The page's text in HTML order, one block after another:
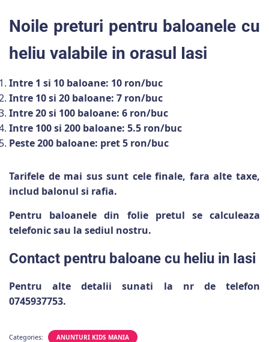
Noile preturi pentru baloanele cu
heliu valabile in orasul Iasi
Intre 1 si 10 baloane: 10 ron/buc
Intre 10 si 20 baloane: 7 ron/buc
Intre 20 si 100 baloane: 6 ron/buc
Intre 100 si 200 baloane: 5.5 ron/buc
Peste 200 baloane: pret 5 ron/buc
Tarifele de mai sus sunt cele finale, fara alte taxe,
includ balonul si rafia.
Pentru baloanele din folie pretul se calculeaza
telefonic sau la sediul nostru.
Contact pentru baloane cu heliu in Iasi
Pentru alte detalii sunati la nr de telefon
0745937753.
Categories: ANUNTURI KIDS MANIA